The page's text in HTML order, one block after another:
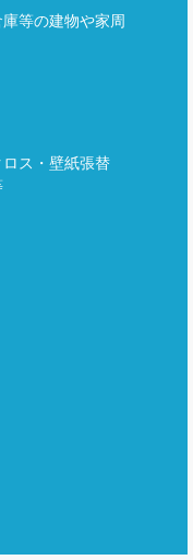
等の建物や家周
ス・壁紙張替